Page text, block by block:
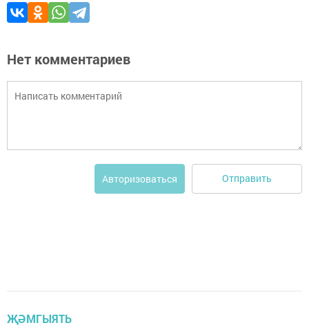
Нет комментариев
Авторизоваться Отправить
ҖӘМГЫЯТЬ